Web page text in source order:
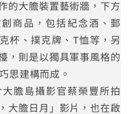
的大膽裝置藝術牆，下方
商品，包括紀念酒、郵
杯、撲克牌、T恤等，另
，則是以獨具軍事風格的
思建構而成。
膽島攝影官蔡榮豐所拍
大膽日月」影片，也在啟